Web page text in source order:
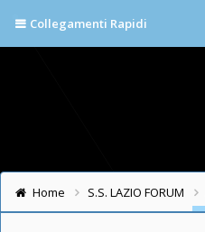
Collegamenti Rapidi
Home S.S. LAZIO FORUM